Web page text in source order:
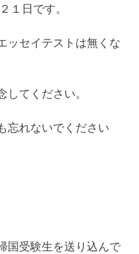
１日です。
ッセイテストは無くな
してください。
忘れないでください
国受験生を送り込んで